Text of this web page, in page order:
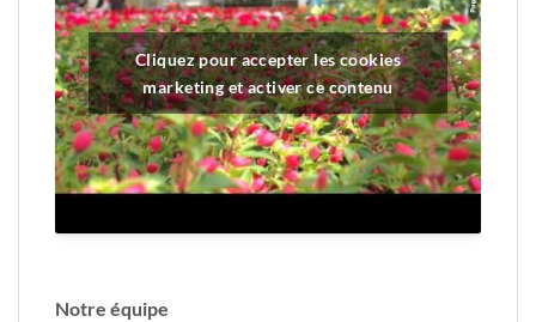
Cliquez pour accepter les cookies
marketing et activer ce contenu
Notre équipe